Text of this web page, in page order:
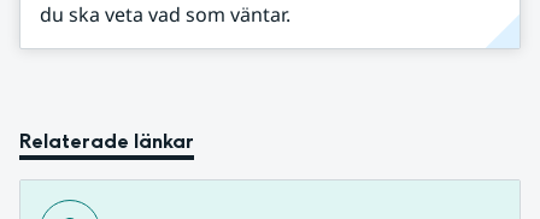
du ska veta vad som väntar.
Relaterade länkar